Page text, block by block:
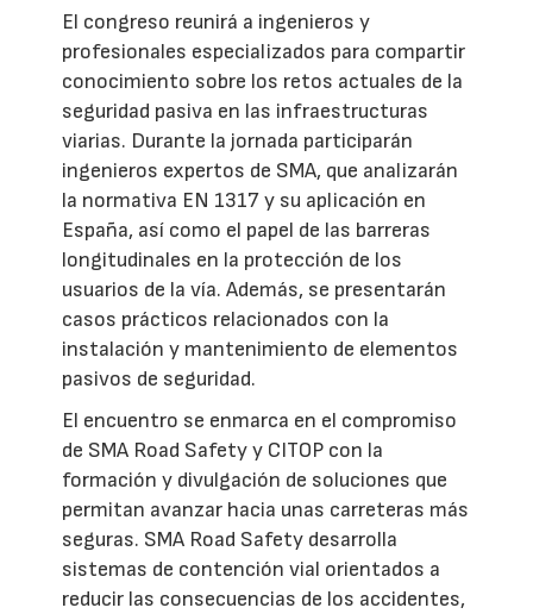
El congreso reunirá a ingenieros y
profesionales especializados para compartir
conocimiento sobre los retos actuales de la
seguridad pasiva en las infraestructuras
viarias. Durante la jornada participarán
ingenieros expertos de SMA, que analizarán
la normativa EN 1317 y su aplicación en
España, así como el papel de las barreras
longitudinales en la protección de los
usuarios de la vía. Además, se presentarán
casos prácticos relacionados con la
instalación y mantenimiento de elementos
pasivos de seguridad.
El encuentro se enmarca en el compromiso
de SMA Road Safety y CITOP con la
formación y divulgación de soluciones que
permitan avanzar hacia unas carreteras más
seguras. SMA Road Safety desarrolla
sistemas de contención vial orientados a
reducir las consecuencias de los accidentes,